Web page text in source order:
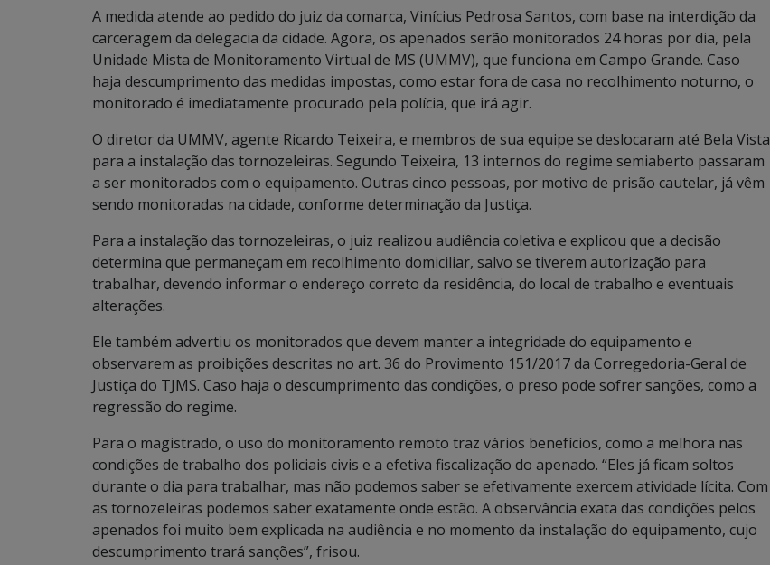
A medida atende ao pedido do juiz da comarca, Vinícius Pedrosa Santos, com base na interdição da
carceragem da delegacia da cidade. Agora, os apenados serão monitorados 24 horas por dia, pela
Unidade Mista de Monitoramento Virtual de MS (UMMV), que funciona em Campo Grande. Caso
haja descumprimento das medidas impostas, como estar fora de casa no recolhimento noturno, o
monitorado é imediatamente procurado pela polícia, que irá agir.
O diretor da UMMV, agente Ricardo Teixeira, e membros de sua equipe se deslocaram até Bela Vista
para a instalação das tornozeleiras. Segundo Teixeira, 13 internos do regime semiaberto passaram
a ser monitorados com o equipamento. Outras cinco pessoas, por motivo de prisão cautelar, já vêm
sendo monitoradas na cidade, conforme determinação da Justiça.
Para a instalação das tornozeleiras, o juiz realizou audiência coletiva e explicou que a decisão
determina que permaneçam em recolhimento domiciliar, salvo se tiverem autorização para
trabalhar, devendo informar o endereço correto da residência, do local de trabalho e eventuais
alterações.
Ele também advertiu os monitorados que devem manter a integridade do equipamento e
observarem as proibições descritas no art. 36 do Provimento 151/2017 da Corregedoria-Geral de
Justiça do TJMS. Caso haja o descumprimento das condições, o preso pode sofrer sanções, como a
regressão do regime.
Para o magistrado, o uso do monitoramento remoto traz vários benefícios, como a melhora nas
condições de trabalho dos policiais civis e a efetiva fiscalização do apenado. “Eles já ficam soltos
durante o dia para trabalhar, mas não podemos saber se efetivamente exercem atividade lícita. Com
as tornozeleiras podemos saber exatamente onde estão. A observância exata das condições pelos
apenados foi muito bem explicada na audiência e no momento da instalação do equipamento, cujo
descumprimento trará sanções”, frisou.